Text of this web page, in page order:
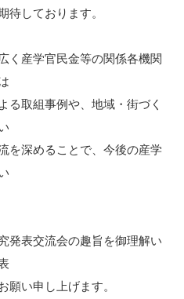
待しております。
く産学官民金等の関係各機関
る取組事例や、地域・街づく
を深めることで、今後の産学
発表交流会の趣旨を御理解い
願い申し上げます。